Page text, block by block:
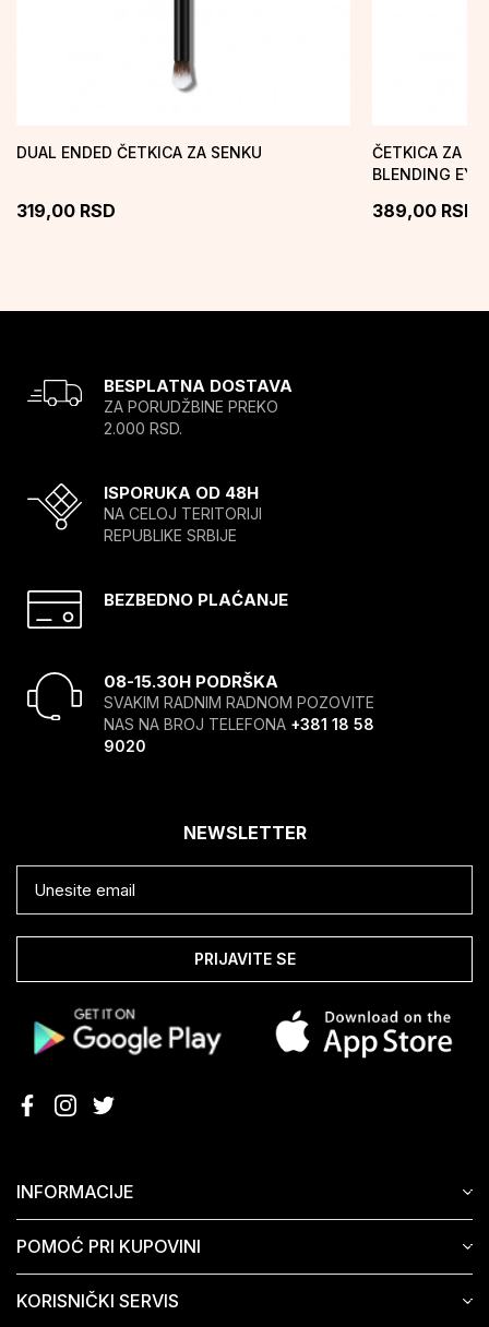
DUAL ENDED ČETKICA ZA SENKU
319,00 RSD
ČETKICA ZA
BLENDING
389,00 RSD
BESPLATNA DOSTAVA
ZA PORUDŽBINE PREKO
2.000 RSD.
ISPORUKA OD 48H
NA CELOJ TERITORIJI
REPUBLIKE SRBIJE
BEZBEDNO PLAĆANJE
08-15.30H PODRŠKA
SVAKIM RADNIM RADNOM POZOVITE
NAS NA BROJ TELEFONA +381 18 58
9020
INFORMACIJE
POMOĆ PRI KUPOVINI
KORISNIČKI SERVIS
NEWSLETTER
PRIJAVITE SE